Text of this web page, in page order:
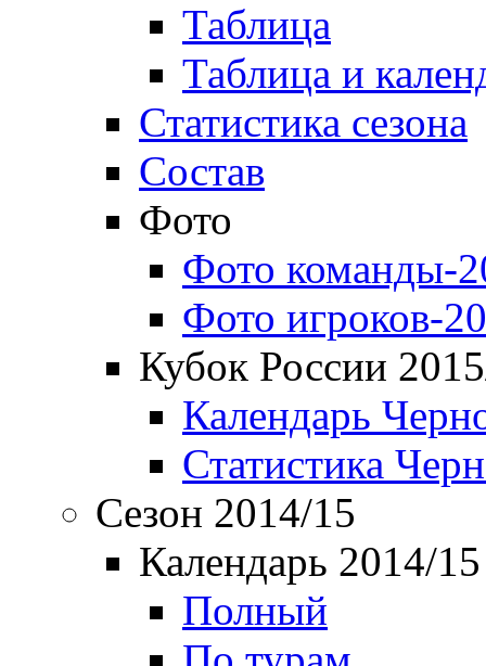
Таблица
Таблица и
Статистика сезона
Состав
Фото
Фото команды-
Фото игроков-
Кубок России
Календарь
Статистика
Сезон 2014/15
Календарь 2014/15
Полный